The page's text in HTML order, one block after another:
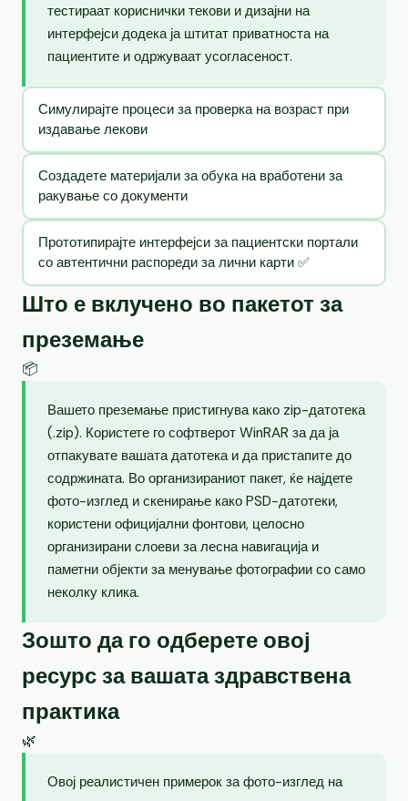
тестираат кориснички текови и дизајни на
интерфејси додека ја штитат приватноста на
пациентите и одржуваат усогласеност.
Симулирајте процеси за проверка на возраст при
издавање лекови
Создадете материјали за обука на вработени за
ракување со документи
Прототипирајте интерфејси за пациентски портали
со автентични распореди за лични карти ✅
Што е вклучено во пакетот за
преземање
📦
Вашето преземање пристигнува како zip-датотека
(.zip). Користете го софтверот WinRAR за да ја
отпакувате вашата датотека и да пристапите до
содржината. Во организираниот пакет, ќе најдете
фото-изглед и скенирање како PSD-датотеки,
користени официјални фонтови, целосно
организирани слоеви за лесна навигација и
паметни објекти за менување фотографии со само
неколку клика.
Зошто да го одберете овој
ресурс за вашата здравствена
практика
🌿
Овој реалистичен примерок за фото-изглед на